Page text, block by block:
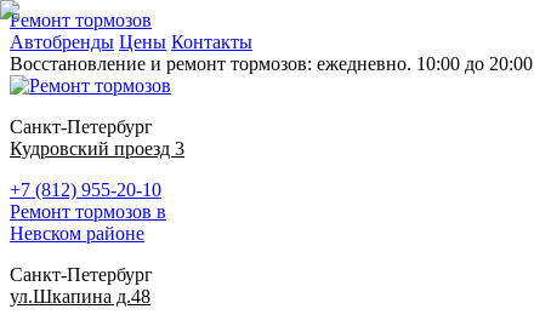
Ремонт тормозов
Автобренды Цены Контакты
Восстановление и ремонт тормозов: ежедневно. 10:00 до 20:00
Санкт-Петербург
Кудровский проезд 3
+7 (812) 955-20-10
Ремонт тормозов в
Невском районе
Санкт-Петербург
ул.Шкапина д.48